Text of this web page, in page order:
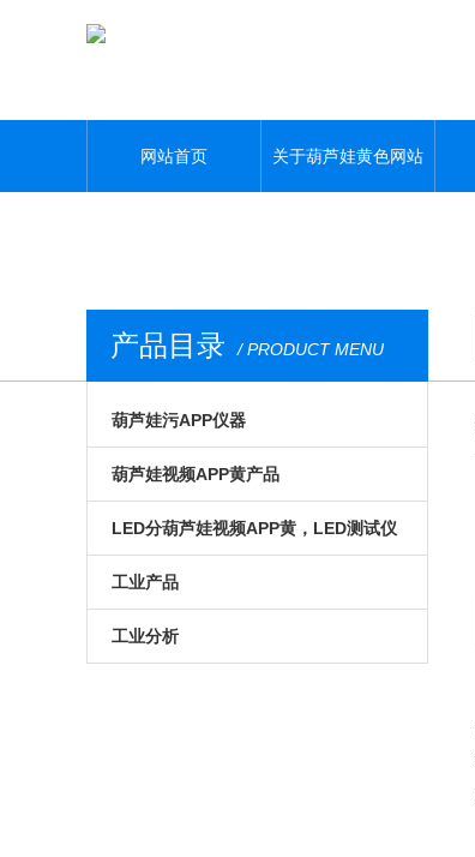
网站首页 关于葫芦娃黄色网站
产品目录 / PRODUCT MENU
葫芦娃污APP仪器
光电模组与系统
微区磁光及角分辨
原子葫芦娃污APP
门控相机/分幅相机
葫芦娃视频APP黄产品
手动位移台
电动升降台
相机
LED分葫芦娃视频APP黄，LED测试仪
LED测试仪
工业产品
旋转滑台
工业分析